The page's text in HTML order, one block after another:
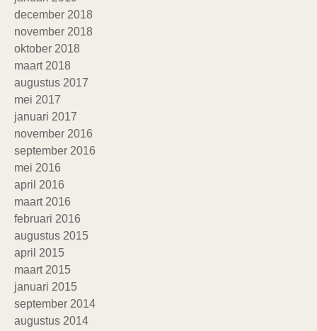
december 2018
november 2018
oktober 2018
maart 2018
augustus 2017
mei 2017
januari 2017
november 2016
september 2016
mei 2016
april 2016
maart 2016
februari 2016
augustus 2015
april 2015
maart 2015
januari 2015
september 2014
augustus 2014